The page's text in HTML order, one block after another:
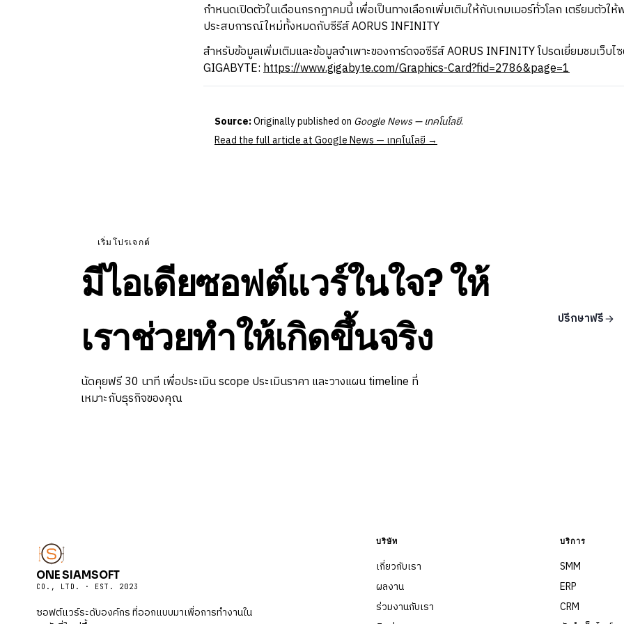
กำหนดเปิดตัวในเดือนกรกฎาคมนี้ เพื่อเป็นทางเลือกเพิ่มเติมให้กับเกมเมอร์ทั่วโลก เตรียมตัวใ
ประสบการณ์ใหม่ทั้งหมดกับซีรีส์ AORUS INFINITY
สำหรับข้อมูลเพิ่มเติมและข้อมูลจำเพาะของการ์ดจอซีรีส์ AORUS INFINITY โปรดเยี่ยมชมเว็บไ
GIGABYTE:https://www.gigabyte.com/Graphics-Card?fid=2786&page=1
Source:Originally published on Google News — เทคโนโลยี.
Read the full article at Google News — เทคโนโลยี →
เริ่มโปรเจกต์
มีไอเดียซอฟต์แวร์ในใจ? ให้
เราช่วยทำให้เกิดขึ้นจริง
นัดคุยฟรี 30 นาที เพื่อประเมิน scope ประเมินราคา และวางแผน timeline ที่
เหมาะกับธุรกิจของคุณ
ปรึกษาฟรี
ONE SIAMSOFT
CO., LTD. · EST. 2023
ซอฟต์แวร์ระดับองค์กร ที่ออกแบบมาเพื่อการทำงานใน
บริษัท
เกี่ยวกับเรา
ผลงาน
ร่วมงานกับเรา
บริการ
SMM
ERP
CRM